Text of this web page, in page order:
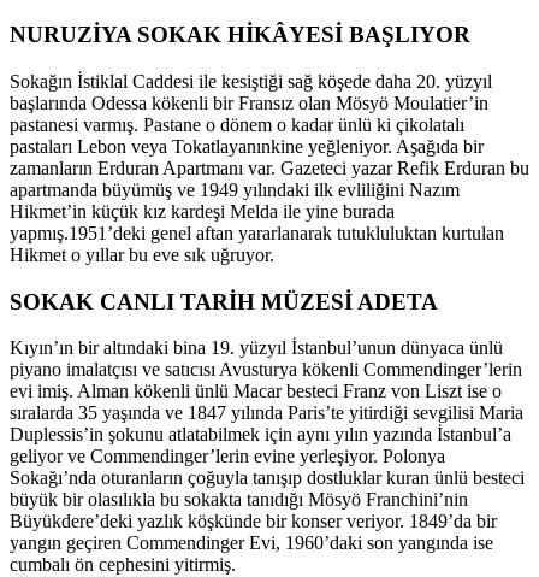
NURUZİYA SOKAK HİKÂYESİ BAŞLIYOR
Sokağın İstiklal Caddesi ile kesiştiği sağ köşede daha 20. yüzyıl
başlarında Odessa kökenli bir Fransız olan Mösyö Moulatier’in
pastanesi varmış. Pastane o dönem o kadar ünlü ki çikolatalı
pastaları Lebon veya Tokatlayanınkine yeğleniyor. Aşağıda bir
zamanların Erduran Apartmanı var. Gazeteci yazar Refik Erduran bu
apartmanda büyümüş ve 1949 yılındaki ilk evliliğini Nazım
Hikmet’in küçük kız kardeşi Melda ile yine burada
yapmış.1951’deki genel aftan yararlanarak tutukluluktan kurtulan
Hikmet o yıllar bu eve sık uğruyor.
SOKAK CANLI TARİH MÜZESİ ADETA
Kıyın’ın bir altındaki bina 19. yüzyıl İstanbul’unun dünyaca ünlü
piyano imalatçısı ve satıcısı Avusturya kökenli Commendinger’lerin
evi imiş. Alman kökenli ünlü Macar besteci Franz von Liszt ise o
sıralarda 35 yaşında ve 1847 yılında Paris’te yitirdiği sevgilisi Maria
Duplessis’in şokunu atlatabilmek için aynı yılın yazında İstanbul’a
geliyor ve Commendinger’lerin evine yerleşiyor. Polonya
Sokağı’nda oturanların çoğuyla tanışıp dostluklar kuran ünlü besteci
büyük bir olasılıkla bu sokakta tanıdığı Mösyö Franchini’nin
Büyükdere’deki yazlık köşkünde bir konser veriyor. 1849’da bir
yangın geçiren Commendinger Evi, 1960’daki son yangında ise
cumbalı ön cephesini yitirmiş.